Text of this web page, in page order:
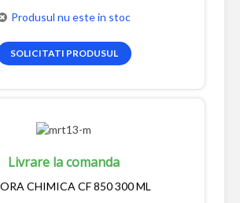
Produsul nu este in stoc
SOLICITATI PRODUSUL
Livrare la comanda
CHIMICA CF 850 300 ML